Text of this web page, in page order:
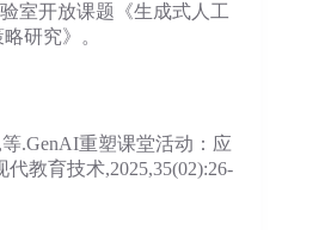
室开放课题《生成式人工
研究》。
.GenAI重塑课堂活动：应
教育技术,2025,35(02):26-